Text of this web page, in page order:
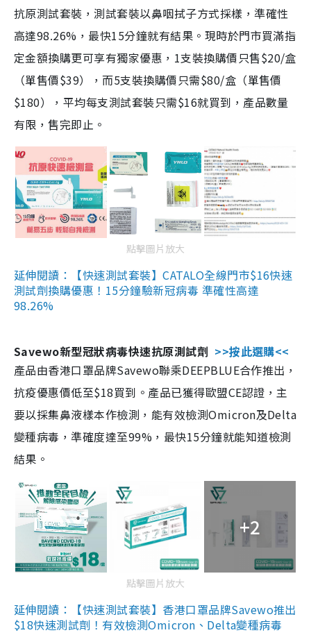
抗原測試套裝，測試套裝以鼻咽拭子方式採樣，準確性
高達98.26%，最快15分鐘就有結果。現時於門市買滿指
定金額換購更可享有獨家優惠，1支裝換購價只售$20/盒
（單售價$39），而5支裝換購價只需$80/盒（單售價
$180），平均每支測試套裝只需$16就買到，產品數量
有限，售完即止。
點擊圖片放大
延伸閱讀：【快速測試套裝】CATALO全線門市$16快速
測試劑換購優惠！15分鐘驗新冠病毒 準確性高達
98.26%
Savewo新型冠狀病毒快速抗原測試劑 >>按此選購<<
產品由香港口罩品牌Savewo聯乘DEEPBLUE合作推出，
抗疫優惠價低至$18買到。產品已獲得歐盟CE認證，主
要以採集鼻液樣本作檢測，能有效檢測Omicron及Delta
變種病毒，準確度達至99%，最快15分鐘就能知道檢測
結果。
+2
點擊圖片放大
延伸閱讀：【快速測試套裝】香港口罩品牌Savewo推出
$18快速測試劑！有效檢測Omicron、Delta變種病毒